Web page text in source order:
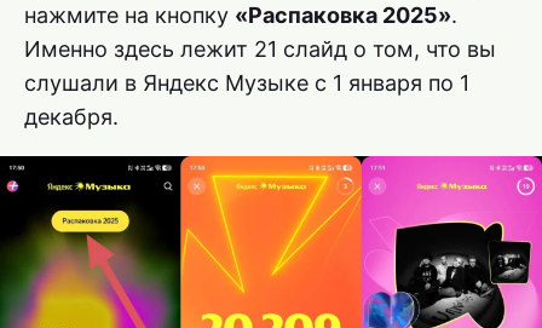
нажмите на кнопку «Распаковка 2025».
Именно здесь лежит 21 слайд о том, что вы
слушали в Яндекс Музыке с 1 января по 1
декабря.